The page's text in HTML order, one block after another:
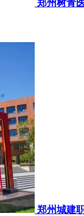
郑州树青
郑州城建